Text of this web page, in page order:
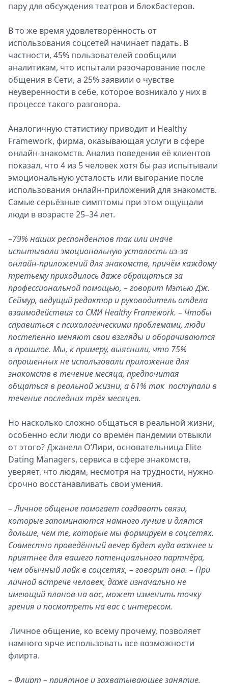
пару для обсуждения театров и блокбастеров.
В то же время удовлетворённость от
использования соцсетей начинает падать. В
частности, 45% пользователей сообщили
аналитикам, что испытали разочарование после
общения в Сети, а 25% заявили о чувстве
неуверенности в себе, которое возникало у них в
процессе такого разговора.
Аналогичную статистику приводит и Healthy
Framework, фирма, оказывающая услуги в сфере
онлайн-знакомств. Анализ поведения её клиентов
показал, что 4 из 5 человек хотя бы раз испытывали
эмоциональную усталость или выгорание после
использования онлайн-приложений для знакомств.
Самые серьёзные симптомы при этом ощущали
люди в возрасте 25–34 лет.
–79% наших респондентов так или иначе
испытывали эмоциональную усталость из-за
онлайн-приложений для знакомств, причём каждому
третьему приходилось даже обращаться за
профессиональной помощью, – говорит Мэтью Дж.
Сеймур, ведущий редактор и руководитель отдела
взаимодействия со СМИ Healthy Framework. – Чтобы
справиться с психологическими проблемами, люди
постепенно меняют свои взгляды и оборачиваются
в прошлое. Мы, к примеру, выяснили, что 75%
опрошенных не использовали приложение для
знакомств в течение месяца, предпочитая
общаться в реальной жизни, а 61% так поступали в
течение последних трёх месяцев.
Но насколько сложно общаться в реальной жизни,
особенно если люди со времён пандемии отвыкли
от этого? Джанелл О’Лири, основательница Elite
Dating Managers, сервиса в сфере знакомств,
уверяет, что людям, несмотря на трудности, нужно
срочно восстанавливать свои умения.
– Личное общение помогает создавать связи,
которые запоминаются намного лучше и длятся
дольше, чем те, которые мы формируем в соцсетях.
Совместно проведённый вечер будет куда важнее и
приятнее для вашего потенциального партнёра,
чем обычный лайк в соцсетях, – говорит она. – При
личной встрече человек, даже изначально не
имеющий планов на вас, может изменить точку
зрения и посмотреть на вас с интересом.
Личное общение, ко всему прочему, позволяет
намного ярче использовать все возможности
флирта.
– Флирт – приятное и захватывающее занятие,